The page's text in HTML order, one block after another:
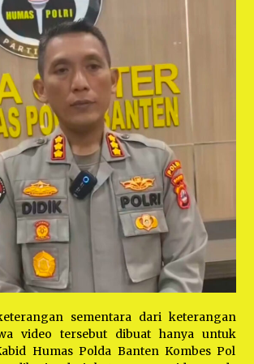
sementara dari keterangan
video tersebut dibuat hanya untuk
Humas Polda Banten Kombes Pol